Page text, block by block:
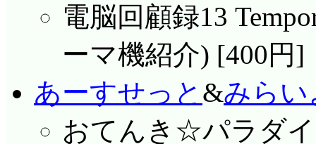
電脳回顧録13
ーマ機紹介) [400
あーすせっと &みら
おてんき☆パラダ